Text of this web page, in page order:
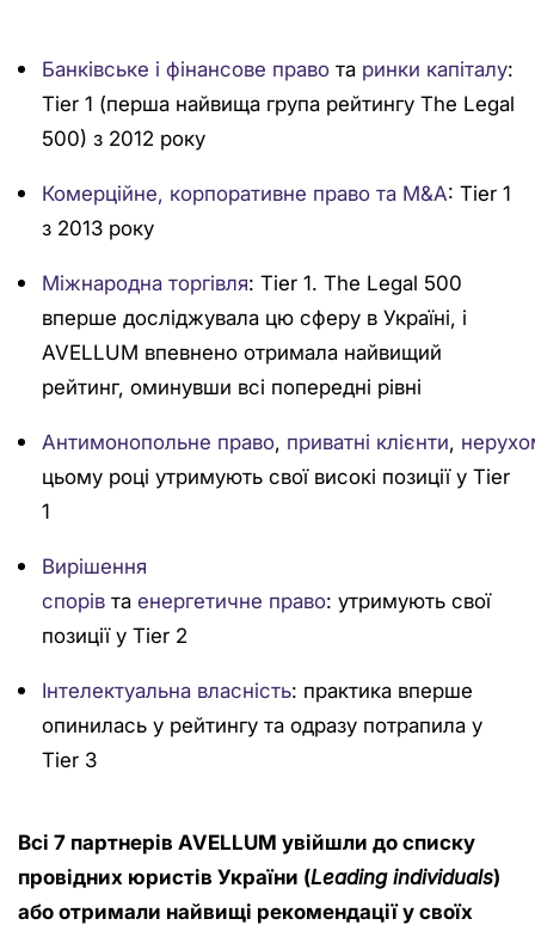
Банківське і фінансове право та ринки капіталу:
Tier 1 (перша найвища група рейтингу The Legal
500) з 2012 року
Комерційне, корпоративне право та M&A: Tier 1
з 2013 року
Міжнародна торгівля: Tier 1. The Legal 500
вперше досліджувала цю сферу в Україні, і
AVELLUM впевнено отримала найвищий
рейтинг, оминувши всі попередні рівні
Антимонопольне право, приватні клієнти,
цьому році утримують свої високі позиції у Tier
1
Вирішення
спорів та енергетичне право: утримують свої
позиції у Tier 2
Інтелектуальна власність: практика вперше
опинилась у рейтингу та одразу потрапила у
Tier 3
Всі 7 партнерів AVELLUM увійшли до списку
провідних юристів України (Leading individuals)
або отримали найвищі рекомендації у своїх